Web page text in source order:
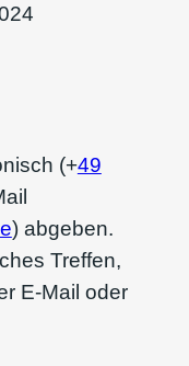
(+49
) abgeben.
Treffen,
E-Mail oder